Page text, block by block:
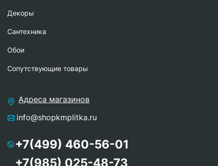
Декоры
Сантехника
Обои
Сопутствующие товары
Адреса магазинов
info@shopkmplitka.ru
+7(499) 460-56-01
+7(985) 025-48-73